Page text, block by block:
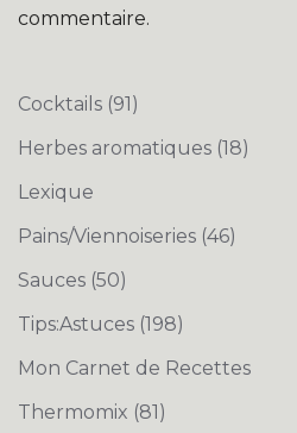
commentaire.
Cocktails (91)
Herbes aromatiques (18)
Lexique
Pains/Viennoiseries (46)
Sauces (50)
Tips:Astuces (198)
Mon Carnet de Recettes
Thermomix (81)